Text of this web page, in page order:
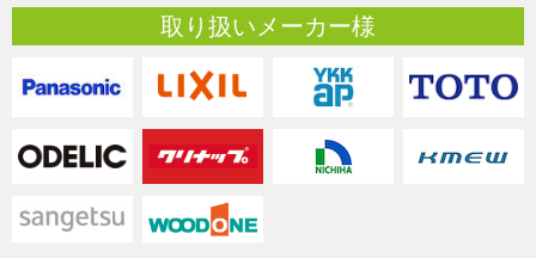
取り扱いメーカー様